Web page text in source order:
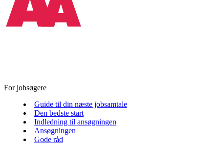
For jobsøgere
Guide til din næste jobsamtale
Den bedste start
Indledning til ansøgningen
Ansøgningen
Gode råd